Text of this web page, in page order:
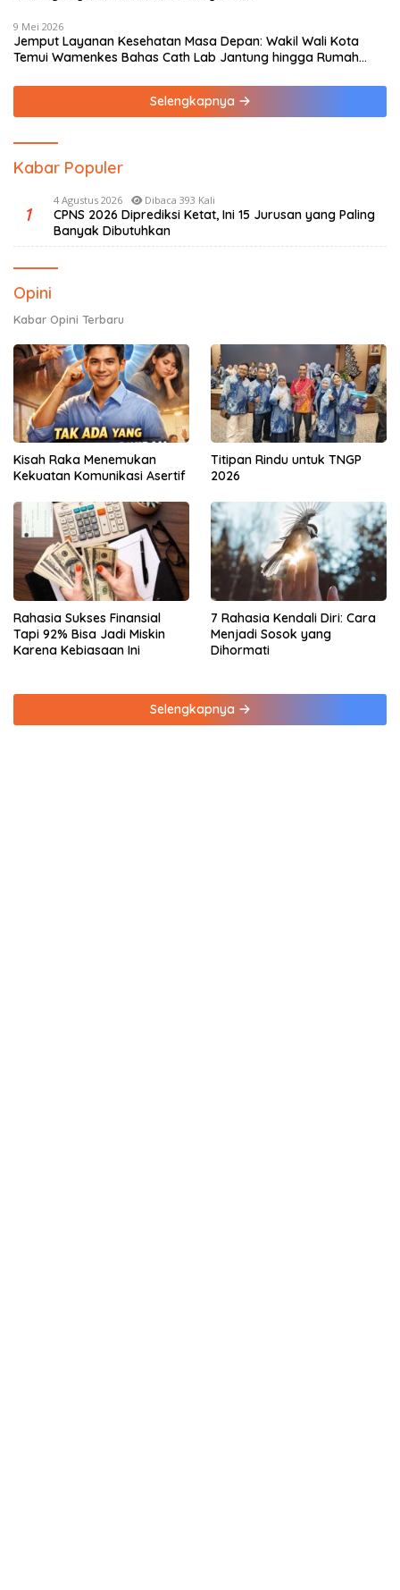
9 Mei 2026
Jemput Layanan Kesehatan Masa Depan: Wakil Wali Kota
Temui Wamenkes Bahas Cath Lab Jantung hingga Rumah
Selengkapnya
Kabar Populer
1
4 Agustus 2026 Dibaca 393 Kali
CPNS 2026 Diprediksi Ketat, Ini 15 Jurusan yang Paling
Banyak Dibutuhkan
Opini
Kabar Opini Terbaru
Kisah Raka Menemukan
Kekuatan Komunikasi Asertif
Titipan Rindu untuk TNGP
2026
Rahasia Sukses Finansial
Tapi 92% Bisa Jadi Miskin
Karena Kebiasaan Ini
7 Rahasia Kendali Diri: Cara
Menjadi Sosok yang
Dihormati
Selengkapnya